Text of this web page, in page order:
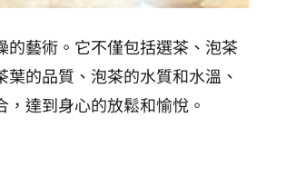
藝術。它不僅包括選茶、泡茶
的品質、泡茶的水質和水溫、
達到身心的放鬆和愉悅。